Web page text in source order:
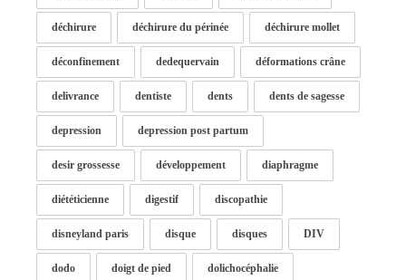
déchirure déchirure du périnée déchirure mollet
déconfinement dedequervain déformations crâne
delivrance dentiste dents dents de sagesse
depression depression post partum
desir grossesse développement diaphragme
diététicienne digestif discopathie
disneyland paris disque disques DIV
dodo doigt de pied dolichocéphalie